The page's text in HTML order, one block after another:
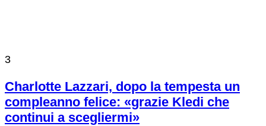
3
Charlotte Lazzari, dopo la tempesta un
compleanno felice: «grazie Kledi che
continui a scegliermi»